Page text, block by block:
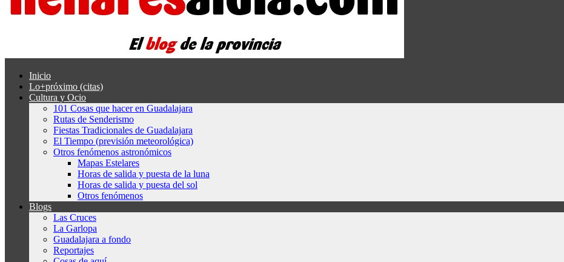
Inicio
Lo+próximo (citas)
Cultura y Ocio
101 Cosas que hacer en Guadalajara
Rutas de Senderismo
Fiestas Tradicionales de Guadalajara
El Tiempo (previsión meteorológica)
Otros fenómenos astronómicos
Mapas Estelares
Horas de salida y puesta de la luna
Horas de salida y puesta del sol
Otros fenómenos
Blogs
Las Cruces
La Garlopa
Guadalajara a fondo
Reportajes